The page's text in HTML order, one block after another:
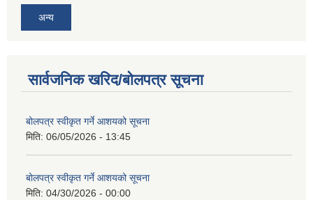
अन्य
सार्वजनिक खरिद/बोलपत्र सूचना
बोलपत्र स्वीकृत गर्ने आशयको सूचना
मिति: 06/05/2026 - 13:45
बोलपत्र स्वीकृत गर्ने आशयको सूचना
मिति: 04/30/2026 - 00:00